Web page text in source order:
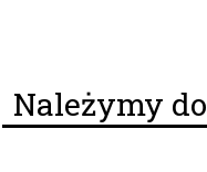
Należymy do